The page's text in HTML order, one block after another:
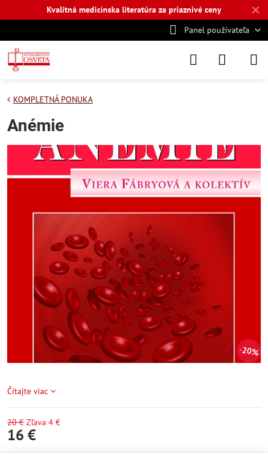
✕
Kvalitná medicínska literatúra za priaznivé ceny
Panel používateľa
20%
KOMPLETNÁ PONUKA
Anémie
Čítajte viac
20 € Zľava 4 €
16 €